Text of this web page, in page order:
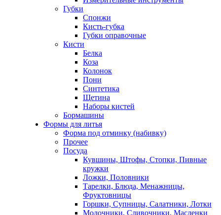
Губки
Спонжи
Кисть-губка
Губки оправочные
Кисти
Белка
Коза
Колонок
Пони
Синтетика
Щетина
Наборы кистей
Бормашины
Формы для литья
Форма под отминку (набивку)
Прочее
Посуда
Кувшины, Штофы, Стопки, Пивные
кружки
Ложки, Половники
Тарелки, Блюда, Менажницы,
Фруктовницы
Горшки, Супницы, Салатники, Лотки
Молочники, Сливочники, Масленки